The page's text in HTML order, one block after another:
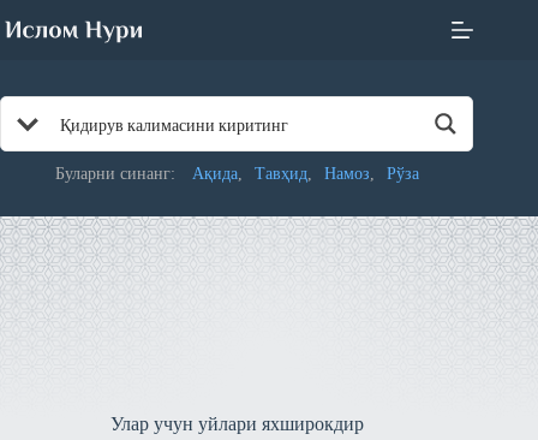
to
Буларни синанг: Ақида Тавҳид Намоз Рўза
Улар учун уйлари яxширокдир